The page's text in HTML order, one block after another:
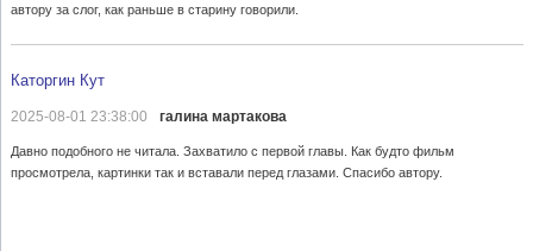
автору за слог, как раньше в старину говорили.
Каторгин Кут
2025-08-01 23:38:00 галина мартакова
Давно подобного не читала. Захватило с первой главы. Как будто фильм
просмотрела, картинки так и вставали перед глазами. Спасибо автору.